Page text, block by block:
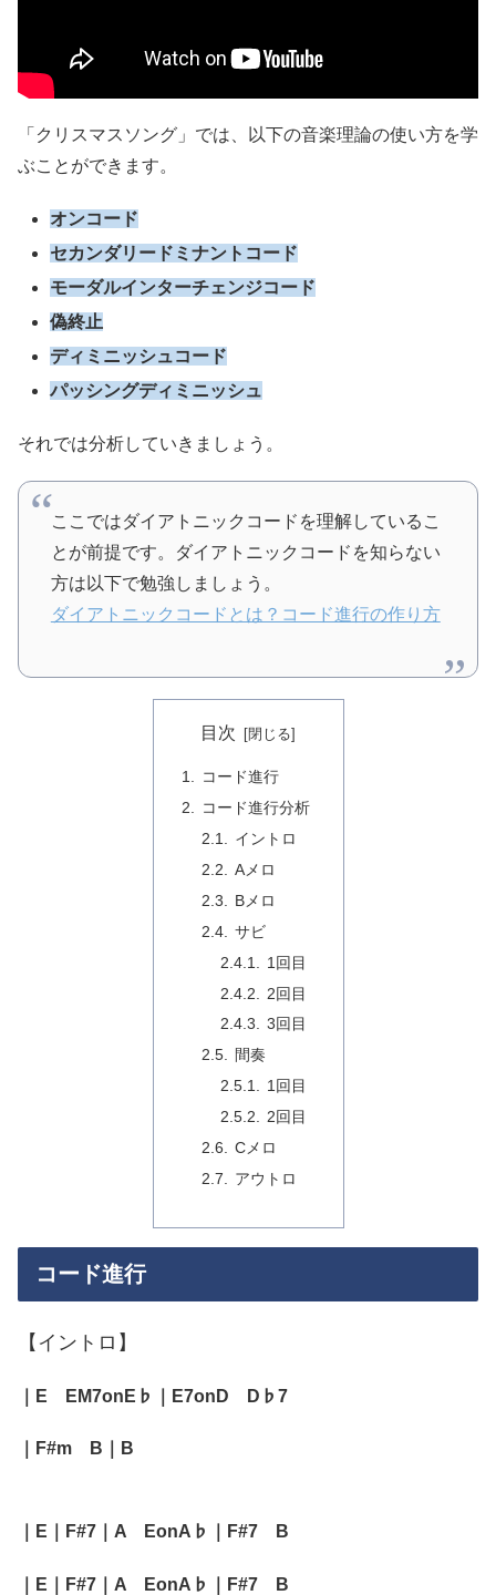
「クリスマスソング」では、以下の音楽理論の使い方を学
ぶことができます。
オンコード
セカンダリードミナントコード
モーダルインターチェンジコード
偽終止
ディミニッシュコード
パッシングディミニッシュ
それでは分析していきましょう。
ここではダイアトニックコードを理解しているこ
とが前提です。ダイアトニックコードを知らない
方は以下で勉強しましょう。
ダイアトニックコードとは？コード進行の作り方
目次
コード進行
コード進行分析
イントロ
Aメロ
Bメロ
サビ
1回目
2回目
3回目
間奏
1回目
2回目
Cメロ
アウトロ
コード進行
【イントロ】
｜E EM7onE♭｜E7onD D♭7
｜F#m B｜B
｜E｜F#7｜A EonA♭｜F#7 B
｜E｜F#7｜A EonA♭｜F#7 B